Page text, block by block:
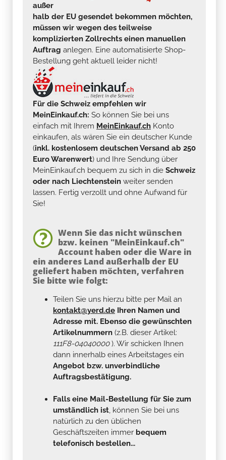
außer
halb der EU gesendet bekommen möchten,
müssen wir wegen des teilweise
komplizierten Zollrechts einen manuellen
Auftrag anlegen. Eine automatisierte Shop-
Bestellung geht aktuell leider nicht!
Für die Schweiz empfehlen wir
MeinEinkauf.ch: So können Sie bei uns
einfach mit Ihrem MeinEinkauf.ch Konto
einkaufen, als wären Sie ein deutscher Kunde
(inkl. kostenlosem deutschen Versand ab 250
Euro Warenwert) und Ihre Sendung über
MeinEinkauf.ch bequem zu sich in die Schweiz
oder nach Liechtenstein weiter senden
lassen. Fertig verzollt und ohne Aufwand für
Sie!
Wenn Sie das nicht wünschen
bzw. keinen "MeinEinkauf.ch"
Account haben oder die Ware in
ein anderes Land außerhalb der EU
geliefert haben möchten, verfahren
Sie bitte wie folgt:
Teilen Sie uns hierzu bitte per Mail an
kontakt@yerd.de Ihren Namen und
Adresse mit. Ebenso die gewünschten
Artikelnummern (z.B. dieser Artikel:
111F8-04040000). Wir schicken Ihnen
dann innerhalb eines Arbeitstages ein
Angebot bzw. unverbindliche
Auftragsbestätigung.
Falls eine Mail-Bestellung für Sie zum
umständlich ist, können Sie bei uns
natürlich zu den üblichen
Geschäftszeiten immer bequem
telefonisch bestellen...